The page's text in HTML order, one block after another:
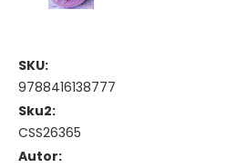
SKU:
9788416138777
Sku2:
CSS26365
Autor: